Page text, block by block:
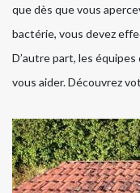
que dès que vous
bactérie, vous devez
D’autre part, les
vous aider. Découvrez